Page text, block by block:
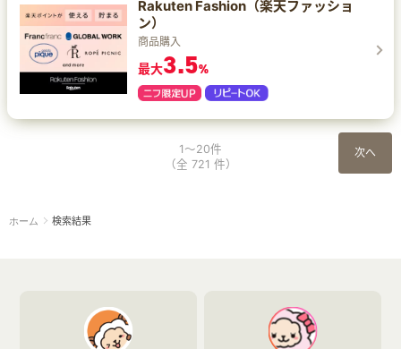
Rakuten Fashion（楽天ファッショ
ン）
商品購入
最大3.5%
次へ
1～20件
（全 721 件）
ホーム 検索結果